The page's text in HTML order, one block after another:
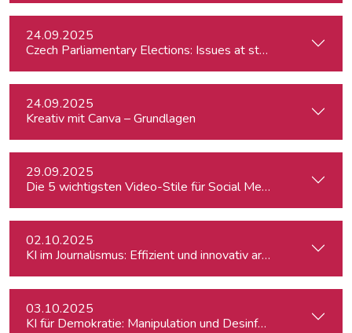
24.09.2025
Czech Parliamentary Elections: Issues at stake and
24.09.2025
Kreativ mit Canva – Grundlagen
29.09.2025
Die 5 wichtigsten Video-Stile für Social Media - Linz
02.10.2025
KI im Journalismus: Effizient und innovativ arbeiten
03.10.2025
KI für Demokratie: Manipulation und Desinformation